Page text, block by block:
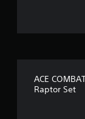
ACE
Raptor Set